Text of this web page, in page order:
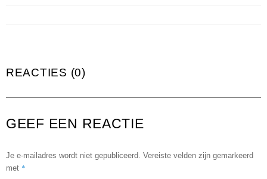
REACTIES (0)
GEEF EEN REACTIE
Je e-mailadres wordt niet gepubliceerd. Vereiste velden zijn gemarkeerd
met *